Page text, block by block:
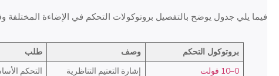
فيما يلي جدول يوضح بالتفصيل بروتوكولات التحكم في الإضاءة المختلفة
بروتوكول التحكم وصف طلب
0–10 فولت
إشارة التعتيم التناظرية
التحكم